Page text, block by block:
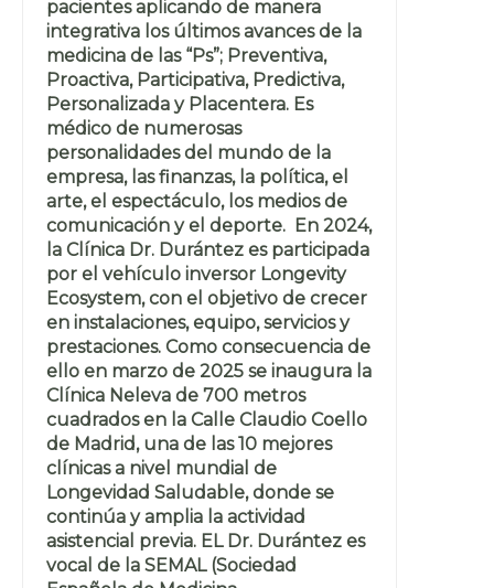
pacientes aplicando de manera
integrativa los últimos avances de la
medicina de las “Ps”; Preventiva,
Proactiva, Participativa, Predictiva,
Personalizada y Placentera. Es
médico de numerosas
personalidades del mundo de la
empresa, las finanzas, la política, el
arte, el espectáculo, los medios de
comunicación y el deporte. En 2024,
la Clínica Dr. Durántez es participada
por el vehículo inversor Longevity
Ecosystem, con el objetivo de crecer
en instalaciones, equipo, servicios y
prestaciones. Como consecuencia de
ello en marzo de 2025 se inaugura la
Clínica Neleva de 700 metros
cuadrados en la Calle Claudio Coello
de Madrid, una de las 10 mejores
clínicas a nivel mundial de
Longevidad Saludable, donde se
continúa y amplia la actividad
asistencial previa. EL Dr. Durántez es
vocal de la SEMAL (Sociedad